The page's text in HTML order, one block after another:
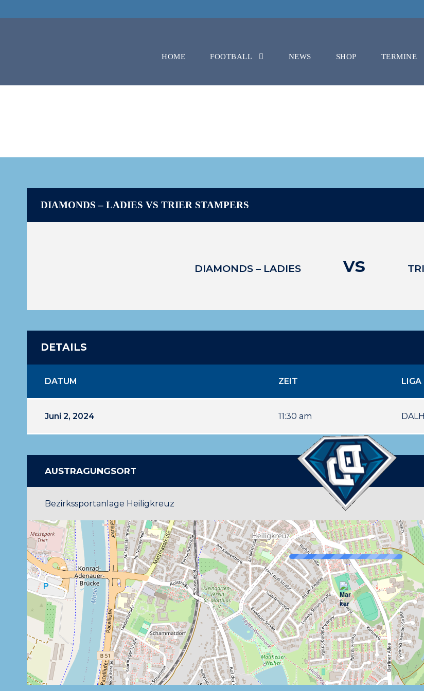
HOME FOOTBALL NEWS SHOP TERMINE
DIAMONDS – LADIES VS
DIAMONDS – LADIES VS TRIER STAMPERS
DIAMONDS – LADIES vs
DETAILS
DATUM ZEIT LIGA
Juni 2, 2024 11:30 am DALH
AUSTRAGUNGSORT
Bezirkssportanlage Heiligkreuz